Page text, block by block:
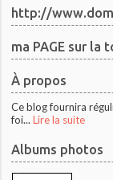
http://
ma PAGE sur la
À propos
Ce blog fournira
foi... Lire la suite
Albums photos